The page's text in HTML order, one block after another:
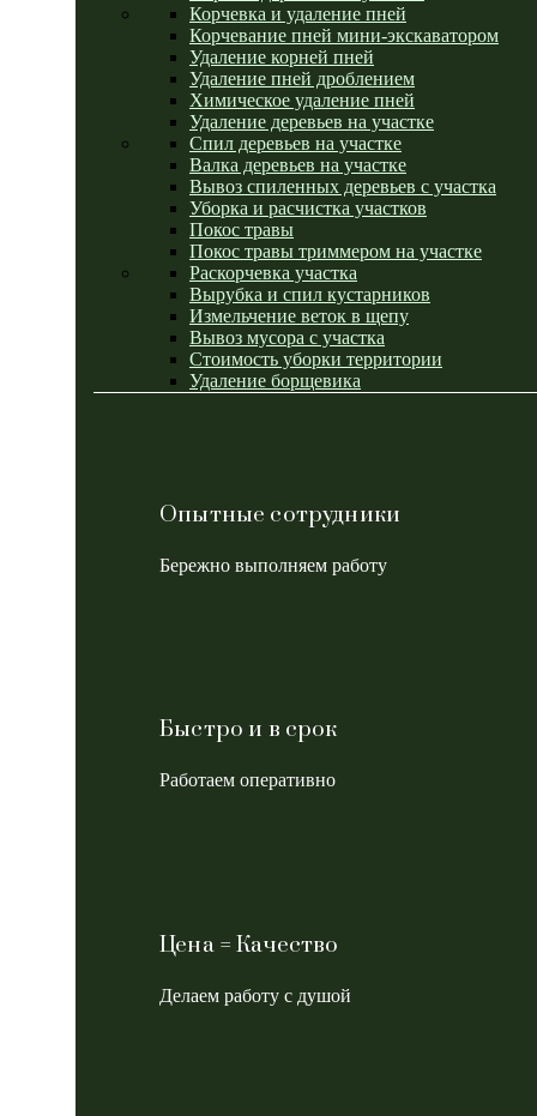
Корчевка и удаление пней
Корчевание пней мини-экскаватором
Удаление корней пней
Удаление пней дроблением
Химическое удаление пней
Удаление деревьев на участке
Спил деревьев на участке
Валка деревьев на участке
Вывоз спиленных деревьев с участка
Уборка и расчистка участков
Покос травы
Покос травы триммером на участке
Раскорчевка участка
Вырубка и спил кустарников
Измельчение веток в щепу
Вывоз мусора с участка
Стоимость уборки территории
Удаление борщевика
Опытные сотрудники
Бережно выполняем работу
Быстро и в срок
Работаем оперативно
Цена = Качество
Делаем работу с душой